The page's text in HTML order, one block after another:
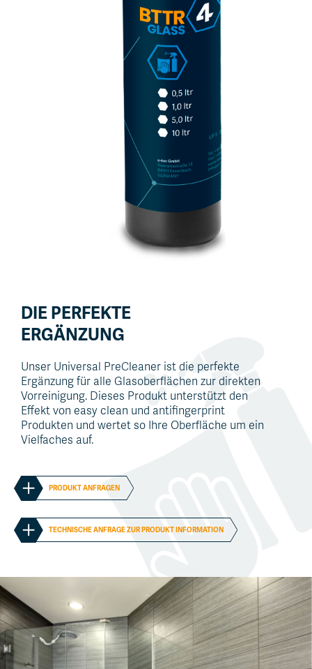
DIE PERFEKTE
ERGÄNZUNG
Unser Universal PreCleaner ist die perfekte
Ergänzung für alle Glasoberflächen zur direkten
Vorreinigung. Dieses Produkt unterstützt den
Effekt von easy clean und antifingerprint
Produkten und wertet so Ihre Oberfläche um ein
Vielfaches auf.
PRODUKT ANFRAGEN
TECHNISCHE ANFRAGE ZUR PRODUKT INFORMATION